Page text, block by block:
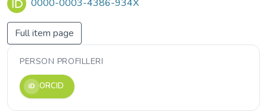
0000-0003-4386-934X
Full item page
PERSON PROFILLERI
iD ORCID